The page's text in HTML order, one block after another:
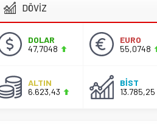
Tekin Sahada
Ziyaretlerini
Yoğunlaştırdı
2 Nisan 2026 17:42
DÖVİZ
DOLAR
47,7048
EURO
55,0748
ALTIN
6.623,43
BİST
13.785,25